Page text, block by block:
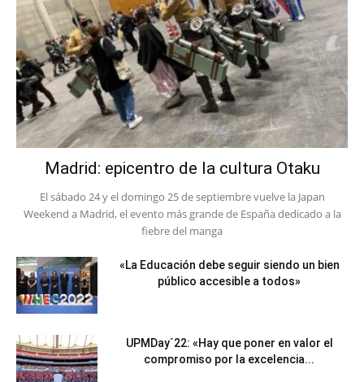
Madrid: epicentro de la cultura Otaku
El sábado 24 y el domingo 25 de septiembre vuelve la Japan
Weekend a Madrid, el evento más grande de España dedicado a la
fiebre del manga
«La Educación debe seguir siendo un bien
público accesible a todos»
UPMDay´22: «Hay que poner en valor el
compromiso por la excelencia...